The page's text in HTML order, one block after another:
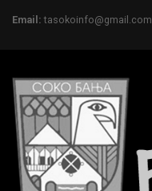
Email: tasokoinfo@gmail.com